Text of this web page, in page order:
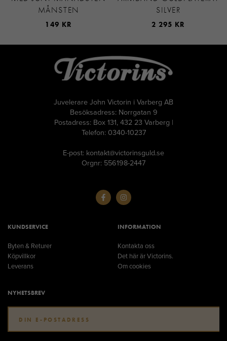
MÅNSTEN
149 KR
SILVER
2 295 KR
Juvelerare John Victorin i Varberg AB
Besöksadress: Norrgatan 9
Postadress: Box 131, 432 23 Varberg |
Telefon: 0340-10237
E-post: kontakt@victorinsguld.se
Orgnr: 556198-2447
KUNDSERVICE
Byten & Returer
Köpvillkor
Leverans
INFORMATION
Kontakta oss
Det här är Victorins.
Om cookies
NYHETSBREV